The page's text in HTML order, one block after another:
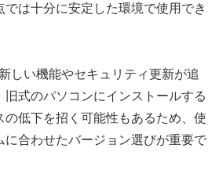
では十分に安定した環境で使用でき
しい機能やセキュリティ更新が追
旧式のパソコンにインストールする
の低下を招く可能性もあるため、使
に合わせたバージョン選びが重要で